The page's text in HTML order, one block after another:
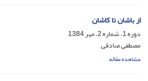
از باشان تا کاشان
دوره 1، شماره 2، مهر 1384
مصطفی صادقی
مشاهده مقاله